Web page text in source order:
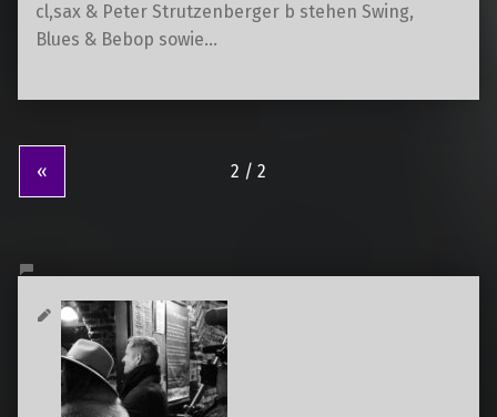
cl,sax & Peter Strutzenberger b stehen Swing,
Blues & Bebop sowie…
«